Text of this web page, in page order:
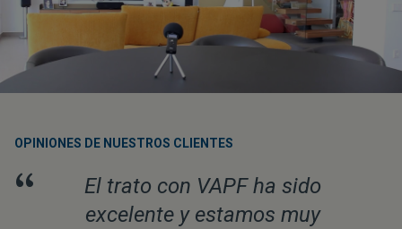
OPINIONES DE NUESTROS CLIENTES
“
El trato con VAPF ha sido
excelente y estamos muy